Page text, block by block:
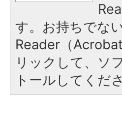
す。お持ちでな
Reader（
リックして、ソ
トールしてくだ